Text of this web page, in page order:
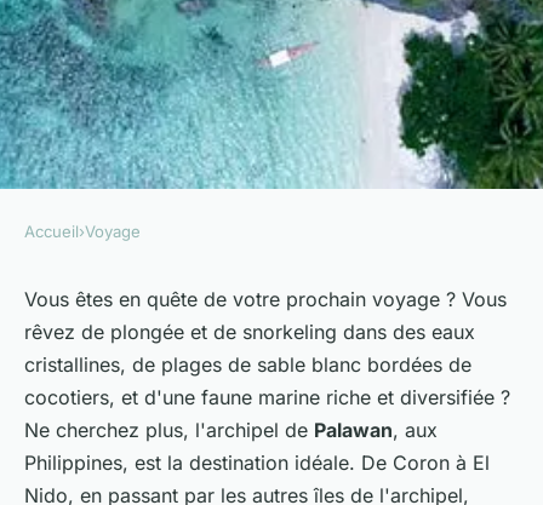
VOYAGE
Où trouver les plus beaux
spots pour le snorkeling à
Palawan, Philippines :
conseils et périodes idéales ?
5 min de lecture
Accueil›Voyage
Vous êtes en quête de votre prochain voyage ? Vous
rêvez de plongée et de snorkeling dans des eaux
cristallines, de plages de sable blanc bordées de
cocotiers, et d'une faune marine riche et diversifiée ?
Ne cherchez plus, l'archipel de Palawan, aux
Philippines, est la destination idéale. De Coron à El
Nido, en passant par les autres îles de l'archipel,